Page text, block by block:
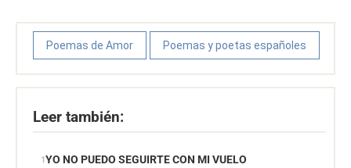
Poemas de Amor Poemas y poetas españoles
Leer también:
YO NO PUEDO SEGUIRTE CON MI VUELO